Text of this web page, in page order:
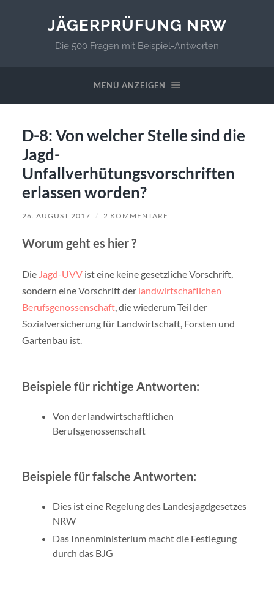
JÄGERPRÜFUNG NRW
Die 500 Fragen mit Beispiel-Antworten
MENÜ ANZEIGEN
D-8: Von welcher Stelle sind die
Jagd-
Unfallverhütungsvorschriften
erlassen worden?
26. AUGUST 2017 / 2 KOMMENTARE
Worum geht es hier ?
Die Jagd-UVVist eine keine gesetzliche Vorschrift,
sondern eine Vorschrift der landwirtschaflichen
Berufsgenossenschaft, die wiederum Teil der
Sozialversicherung für Landwirtschaft, Forsten und
Gartenbau ist.
Beispiele für richtige Antworten:
Von der landwirtschaftlichen
Berufsgenossenschaft
Beispiele für falsche Antworten:
Dies ist eine Regelung des Landesjagdgesetzes
NRW
Das Innenministerium macht die Festlegung
durch das BJG